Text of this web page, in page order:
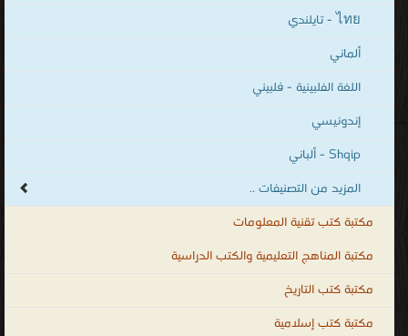
ไทย - تايلندي
ألماني
اللغة الفلبينية - فلبيني
إندونيسي
Shqip - ألباني
المزيد من التصنيفات ..
مكتبة كتب تقنية المعلومات
مكتبة المناهج التعليمية والكتب الدراسية
مكتبة كتب التاريخ
مكتبة كتب إسلامية